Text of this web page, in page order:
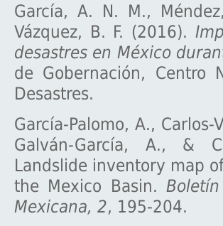
García, A. N. M.,
Vázquez, B. F. (2016).
desastres en México
de Gobernación, Centro
Desastres.
García-Palomo, A.,
Galván-García, A., &
Landslide inventory map
the Mexico Basin.
Mexicana, 2, 195-204.